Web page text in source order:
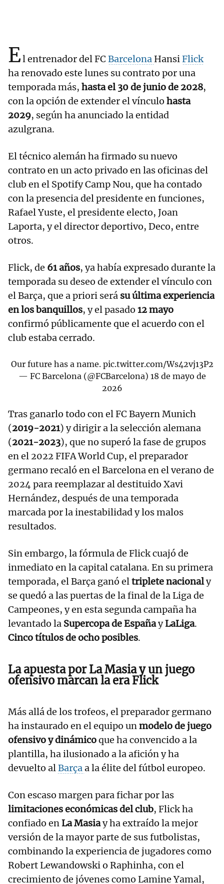
El entrenador del FC Barcelona HansiFlick
ha renovado este lunes su contrato por una
temporada más, hasta el 30 de junio de 2028,
con la opción de extender el vínculo hasta
2029, según ha anunciado la entidad
azulgrana.
El técnico alemán ha firmado su nuevo
contrato en un acto privado en las oficinas del
club en el Spotify Camp Nou, que ha contado
con la presencia del presidente en funciones,
Rafael Yuste, el presidente electo, Joan
Laporta, y el director deportivo, Deco, entre
otros.
Flick, de 61 años, ya había expresado durante la
temporada su deseo de extender el vínculo con
el Barça, que a priori será su última experiencia
en los banquillos, y el pasado 12 mayo
confirmó públicamente que el acuerdo con el
club estaba cerrado.
Our future has a name. pic.twitter.com/Ws42vj13P2
— FC Barcelona (@FCBarcelona) 18 de mayo de
2026
Tras ganarlo todo con el FC Bayern Munich
(2019-2021) y dirigir a la selección alemana
(2021-2023), que no superó la fase de grupos
en el 2022 FIFA World Cup, el preparador
germano recaló en el Barcelona en el verano de
2024 para reemplazar al destituido Xavi
Hernández, después de una temporada
marcada por la inestabilidad y los malos
resultados.
Sin embargo, la fórmula de Flick cuajó de
inmediato en la capital catalana. En su primera
temporada, el Barça ganó eltriplete nacionaly
se quedó a las puertas de la final de la Liga de
Campeones, y en esta segunda campaña ha
levantado la Supercopa de EspañayLaLiga.
Cinco títulos de ocho posibles.
La apuesta por La Masia y un juego
ofensivo marcan la era Flick
Más allá de los trofeos, el preparador germano
ha instaurado en el equipo unmodelo de juego
ofensivo y dinámicoque ha convencido a la
plantilla, ha ilusionado a la afición y ha
devuelto alBarçaa la élite del fútbol europeo.
Con escaso margen para fichar por las
limitaciones económicas del club, Flick ha
confiado enLa Masiay ha extraído la mejor
versión de la mayor parte de sus futbolistas,
combinando la experiencia de jugadores como
Robert Lewandowski o Raphinha, con el
crecimiento de jóvenes como Lamine Yamal,